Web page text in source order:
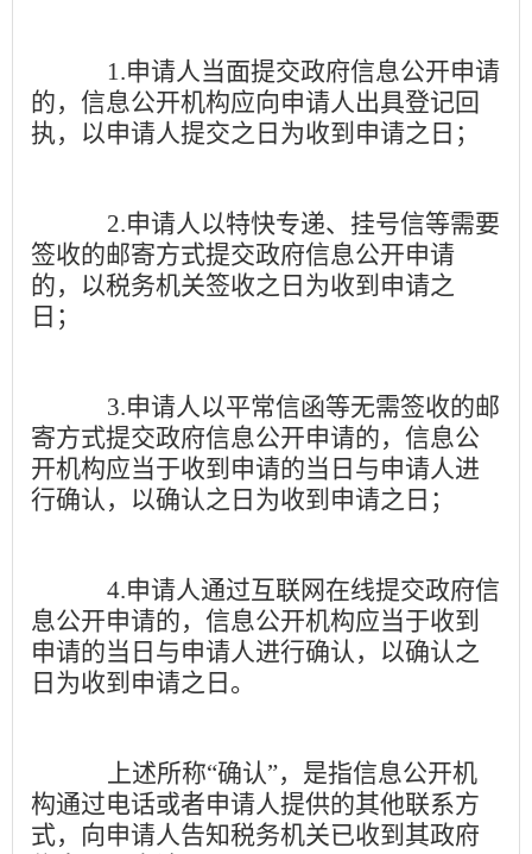
1.申请人当面提交政府信息公开申请
的，信息公开机构应向申请人出具登记回
执，以申请人提交之日为收到申请之日；
2.申请人以特快专递、挂号信等需要
签收的邮寄方式提交政府信息公开申请
的，以税务机关签收之日为收到申请之
日；
3.申请人以平常信函等无需签收的邮
寄方式提交政府信息公开申请的，信息公
开机构应当于收到申请的当日与申请人进
行确认，以确认之日为收到申请之日；
4.申请人通过互联网在线提交政府信
息公开申请的，信息公开机构应当于收到
申请的当日与申请人进行确认，以确认之
日为收到申请之日。
上述所称“确认”，是指信息公开机
构通过电话或者申请人提供的其他联系方
式，向申请人告知税务机关已收到其政府